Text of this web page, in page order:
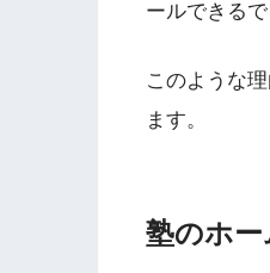
ールできるで
このような
ます。
塾のホ